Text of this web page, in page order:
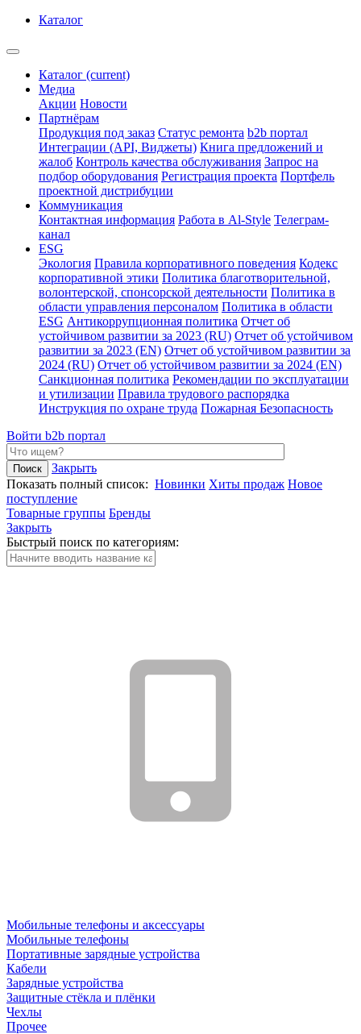
Каталог
Каталог (current)
Медиа
Акции Новости
Партнёрам
Продукция под заказ Статус ремонта b2b портал
Интеграции (API, Виджеты) Книга предложений и
жалоб Контроль качества обслуживания Запрос на
подбор оборудования Регистрация проекта Портфель
проектной дистрибуции
Коммуникация
Контактная информация Работа в Al-Style Телеграм-
канал
ESG
Экология Правила корпоративного поведения Кодекс
корпоративной этики Политика благотворительной,
волонтерской, спонсорской деятельности Политика в
области управления персоналом Политика в области
ESG Антикоррупционная политика Отчет об
устойчивом развитии за 2023 (RU) Отчет об устойчивом
развитии за 2023 (EN) Отчет об устойчивом развитии за
2024 (RU) Отчет об устойчивом развитии за 2024 (EN)
Санкционная политика Рекомендации по эксплуатации
и утилизации Правила трудового распорядка
Инструкция по охране труда Пожарная Безопасность
Войти b2b портал
Закрыть
Показать полный список: Новинки Хиты продаж Новое
поступление
Товарные группы Бренды
Закрыть
Быстрый поиск по категориям:
Мобильные телефоны и аксессуары
Мобильные телефоны
Портативные зарядные устройства
Кабели
Зарядные устройства
Защитные стёкла и плёнки
Чехлы
Прочее